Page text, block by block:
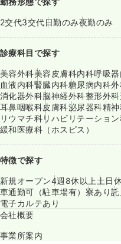
2交代3交代日勤のみ夜勤のみ
診療科目で探す
美容外科美容皮膚科内科呼吸
血液内科腎臓内科糖尿病内科
消化器外科脳神経外科整形外科
耳鼻咽喉科皮膚科泌尿器科精
リウマチ科リハビリテーショ
緩和医療科（ホスピス）
特徴で探す
新規オープン4週8休以上 土日
車通勤可（駐車場有） 寮あり託
電子カルテあり
会社概要
事業所案内